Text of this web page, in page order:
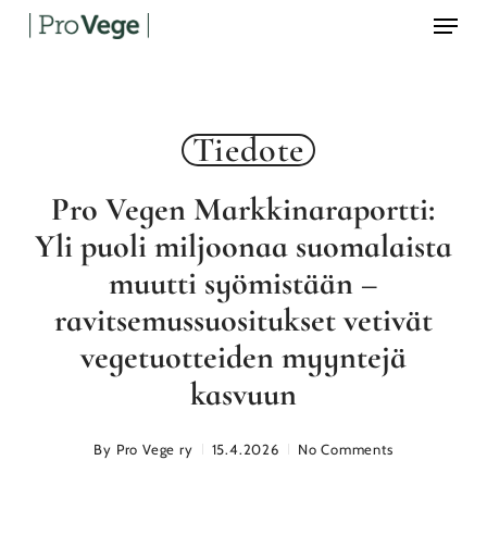
Skip
Menu
Tiedote
Pro Vegen Markkinaraportti:
Yli puoli miljoonaa suomalaista
muutti syömistään –
ravitsemussuositukset vetivät
vegetuotteiden myyntejä
kasvuun
By Pro Vege ry 15.4.2026 No Comments